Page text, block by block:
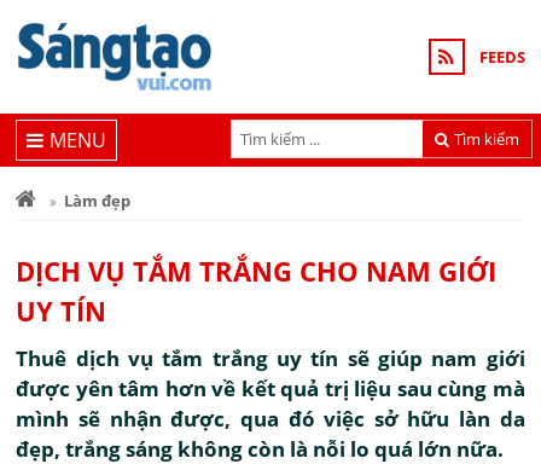
FEEDS
Tìm kiếm
MENU
Làm đẹp
DỊCH VỤ TẮM TRẮNG CHO NAM GIỚI
UY TÍN
Thuê dịch vụ tắm trắng uy tín sẽ giúp nam giới
được yên tâm hơn về kết quả trị liệu sau cùng mà
mình sẽ nhận được, qua đó việc sở hữu làn da
đẹp, trắng sáng không còn là nỗi lo quá lớn nữa.